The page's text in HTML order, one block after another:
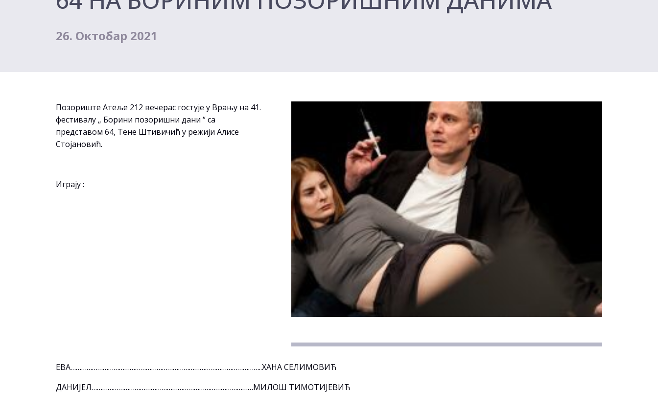
26. Октобар 2021
Позориште Атеље 212 вечерас гостује у Врању на 41.
фестивалу „ Борини позоришни дани “ са
представом 64, Тене Штивичић у режији Алисе
Стојановић.
Играју :
ЕВА……………………………………………………………………………………………..ХАНА СЕЛИМОВИЋ
ДАНИЈЕЛ………………………………………………………………………………МИЛОШ ТИМОТИЈЕВИЋ